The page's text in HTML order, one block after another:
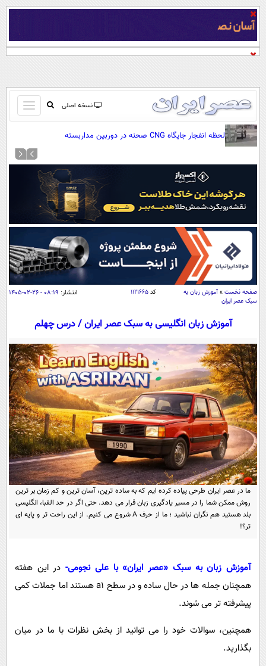
نسخه اصلی
باز
و
کردن
منو
صفحه اول
آرشیو
نظرسنجی
آب و هوا
اوقات شرعی
سواد زندگی
اقتصاد
اجتماعی
حوادث
سلامت
یک برش دانایی
محیط زیست
سفر و تفریح
ورزشی
بین الملل
سیاست خارجی
فرهنگ و هنر
علم و دانش
فناوری و It
علمی
اخبار کریپتو
قرآن
گوناگون
سرگرمی
باشگاه مغز
مجله تصویری سلاح
فیلم
اقتصاد
ورزش
سیاست
گوناگون
محیط زیست
عصر ایران 2
خواندنی ها و دیدنی ها
داستان کوتاه
آموزش زبان
لحظه انفجار جایگاه CNG صحنه در دوربین مداربسته
صفحه نخست »آموزش زبان به
سبک عصر ایران
کد ۱۱۲۱۶۶۵ انتشار: ۰۸:۱۹ - ۲۶-۰۲-۱۴۰۵
آموزش زبان انگلیسی به سبک عصر ایران / درس چهلم
ما در عصر ایران طرحی پیاده کرده ایم که به ساده ترین، آسان ترین و کم زمان بر ترین
روش ممکن شما را در مسیر یادگیری زبان قرار می دهد. حتی اگر در حد الفبا، انگلیسی
بلد هستید هم نگران نباشید ؛ ما از حرف A شروع می کنیم. از این راحت تر و پایه ای
تر؟!
آموزش زبان به سبک «عصر ایران» با علی نجومی- در این هفته
همچنان جمله ها در حال ساده و در سطح a1هستند اما جملات کمی
پیشرفته تر می شوند.
همچنین، سوالات خود را می توانید از بخش نظرات با ما در میان
بگذارید.